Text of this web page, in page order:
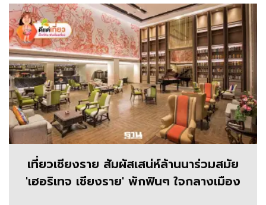
เที่ยวเชียงราย สัมผัสเสน่ห์ล้านนาร่วมสมัย
'เฮอริเทจ เชียงราย' พักฟินๆ ใจกลางเมือง